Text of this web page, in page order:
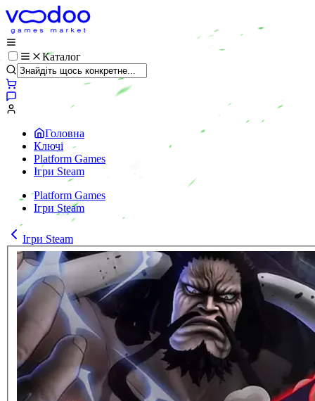
Каталог
Головна
Ключі
Platform Games
Ігри Steam
Platform Games
Ігри Steam
Ігри Steam